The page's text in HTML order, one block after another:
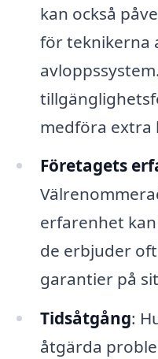
kan också
för teknikerna
medföra extra
Företagets
erfarenhet
de erbjuder
garantier på
Tidsåtgång:
åtgärda